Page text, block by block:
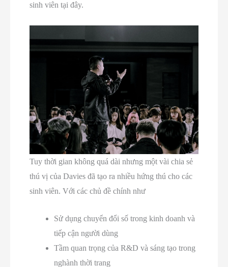
sinh viên tại đây.
Tuy thời gian không quá dài nhưng một vài chia sẻ
thú vị của Davies đã tạo ra nhiều hứng thú cho các
sinh viên. Với các chủ đề chính như
Sử dụng chuyển đổi số trong kinh doanh và
tiếp cận người dùng
Tầm quan trọng của R&D và sáng tạo trong
nghành thời trang